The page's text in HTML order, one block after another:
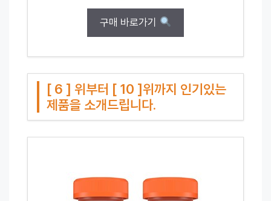
구매 바로가기
[ 6 ] 위부터 [ 10 ]위까지 인기있는
제품을 소개드립니다.